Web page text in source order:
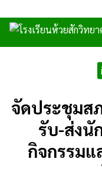
to
content
Search
for:
จัดประชุมส
รับ-ส่งนั
กิจกรรม